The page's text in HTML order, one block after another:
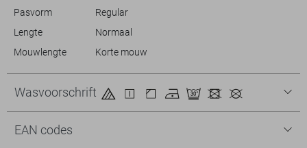
Pasvorm
Regular
Lengte
Normaal
Mouwlengte
Korte mouw
Wasvoorschrift
EAN codes